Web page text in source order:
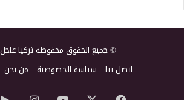
© جميع الحقوق محفوظة تركيا عاجل 2026
اتصل بنا سياسة الخصوصية من نحن